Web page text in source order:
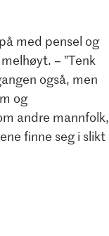
med pensel og
– ”Tenk
også, men
og
andre mannfolk,
finne seg i slikt